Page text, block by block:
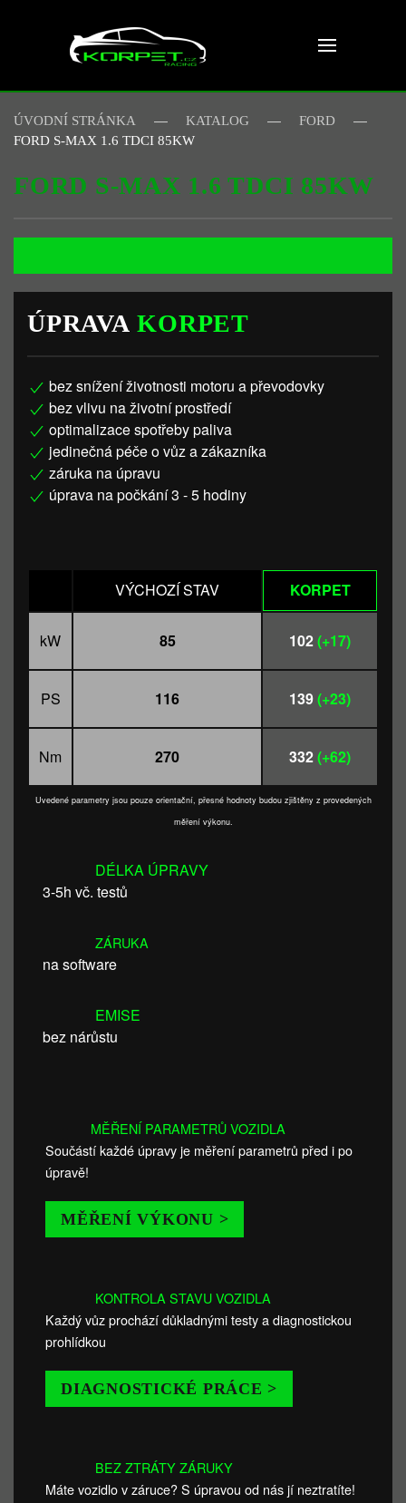
Skip to main content
ÚVODNÍ STRÁNKA KATALOG
FORD
FORD S-MAX 1.6 TDCI 85KW
FORD S-MAX 1.6 TDCI 85KW
ÚPRAVAKORPET
bez snížení životnosti motoru a převodovky
bez vlivu na životní prostředí
optimalizace spotřeby paliva
jedinečná péče o vůz a zákazníka
záruka na úpravu
úprava na počkání 3 - 5 hodiny
VÝCHOZÍ STAV KORPET
kW 85 102(+17)
PS 116 139(+23)
Nm 270 332(+62)
Uvedené parametry jsou pouze orientační, přesné hodnoty budou zjištěny z provedených
měření výkonu.
DÉLKA ÚPRAVY
3-5h vč. testů
ZÁRUKA
na software
EMISE
bez nárůstu
MĚŘENÍ PARAMETRŮ VOZIDLA
Součástí každé úpravy je měření parametrů před i po
úpravě!
MĚŘENÍ VÝKONU >
KONTROLA STAVU VOZIDLA
Každý vůz prochází důkladnými testy a diagnostickou
prohlídkou
DIAGNOSTICKÉ PRÁCE >
BEZ ZTRÁTY ZÁRUKY
Máte vozidlo v záruce? S úpravou od nás jí neztratíte!